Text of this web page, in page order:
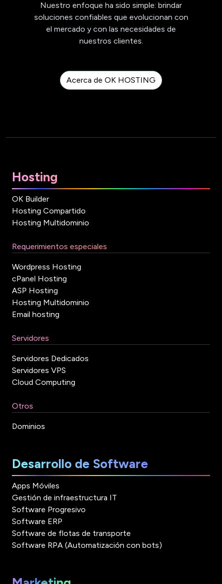
Nuestro enfoque ha sido simple: brindar
soluciones confiables que evolucionan con
el mercado y con las necesidades de
nuestros clientes.
Acerca de OK HOSTING
Hosting
OK Builder
Hosting Compartido
Hosting Multidominio
Requerimientos especiales
Wordpress Hosting
cPanel Hosting
ASP Hosting
Hosting Multidominio
Email hosting
Servidores
Servidores Dedicados
Servidores VPS
Cloud Computing
Otros
Dominios
Desarrollo de Software
Apps Móviles
Gestión de infraestructura IT
Software Progresivo
Software ERP
Software de flotas de transporte
Software RPA (Automatización con bots)